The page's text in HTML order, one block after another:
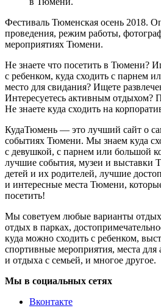
Фестиваль Тюменская осень 2018.
проведения, режим работы,
мероприятиях Тюмени.
Не знаете что посетить в Тюмени?
с ребенком, куда сходить с парнем
место для свидания? Ищете
Интересуетесь активным отдыхом?
Не знаете куда сходить на
КудаТюмень — это лучший сайт о
событиях Тюмени. Мы знаем куда
с девушкой, с парнем или большой
лучшие события, музеи и выставки
детей и их родителей, лучшие
и интересные места Тюмени,
посетить!
Мы советуем любые варианты
отдых в парках,
куда можно сходить с ребенком,
спортивные мероприятия, места для
и отдыха с семьей, и многое другое.
Мы в социальных сетях
Вконтакте